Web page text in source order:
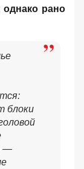
однако рано
блоки
—